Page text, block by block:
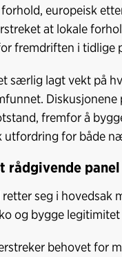
europeisk
at lokale
fremdriften i tidlige
særlig lagt vekt på
fremfor å
utfordring for både
rådgivende panel
retter seg i
og bygge
behovet for